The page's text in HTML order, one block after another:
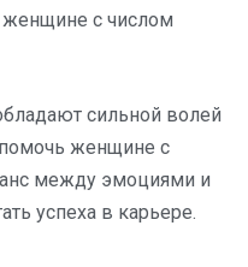
женщине с числом
сильной волей
женщине с
между эмоциями и
успеха в карьере.